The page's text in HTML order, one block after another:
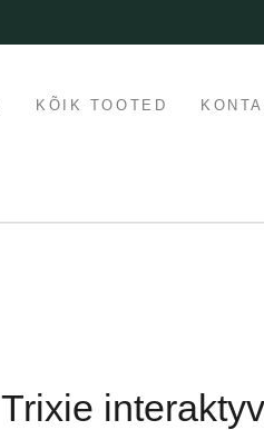
KÕIK TOOTED
Trixie